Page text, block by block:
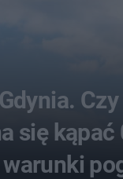
się kąpać
warunki